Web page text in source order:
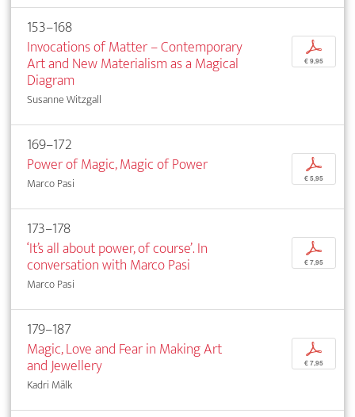
153–168
Invocations of Matter – Contemporary
Art and New Materialism as a Magical
Diagram
Susanne Witzgall
p
€ 9,95
169–172
Power of Magic, Magic of Power
Marco Pasi
p
€ 5,95
173–178
‘It’s all about power, of course’. In
conversation with Marco Pasi
Marco Pasi
p
€ 7,95
179–187
Magic, Love and Fear in Making Art
and Jewellery
Kadri Mälk
p
€ 7,95